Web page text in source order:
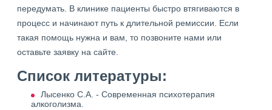
передумать. В клинике пациенты быстро втягиваются в
процесс и начинают путь к длительной ремиссии. Если
такая помощь нужна и вам, то позвоните нами или
оставьте заявку на сайте.
Список литературы:
Лысенко С.А. - Современная психотерапия
алкоголизма.